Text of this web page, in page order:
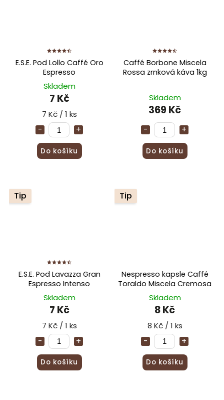
E.S.E. Pod Lollo Caffé Oro
Espresso
Skladem
7 Kč
7 Kč / 1 ks
Do košíku
Caffé Borbone Miscela
Rossa zrnková káva 1kg
Skladem
369 Kč
Do košíku
Tip
E.S.E. Pod Lavazza Gran
Espresso Intenso
Skladem
7 Kč
7 Kč / 1 ks
Do košíku
Tip
Nespresso kapsle Caffé
Toraldo Miscela Cremosa
Skladem
8 Kč
8 Kč / 1 ks
Do košíku